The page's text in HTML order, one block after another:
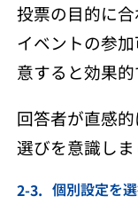
投票の目的に合
イベントの参
意すると効果的
回答者が直感
選びを意識しま
個別設定を